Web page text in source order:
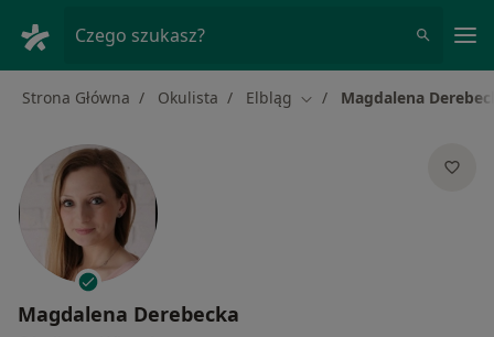
Czego szukasz?
Strona Główna Okulista Elbląg Zmień miasto
Magdalena
Magdalena Derebecka